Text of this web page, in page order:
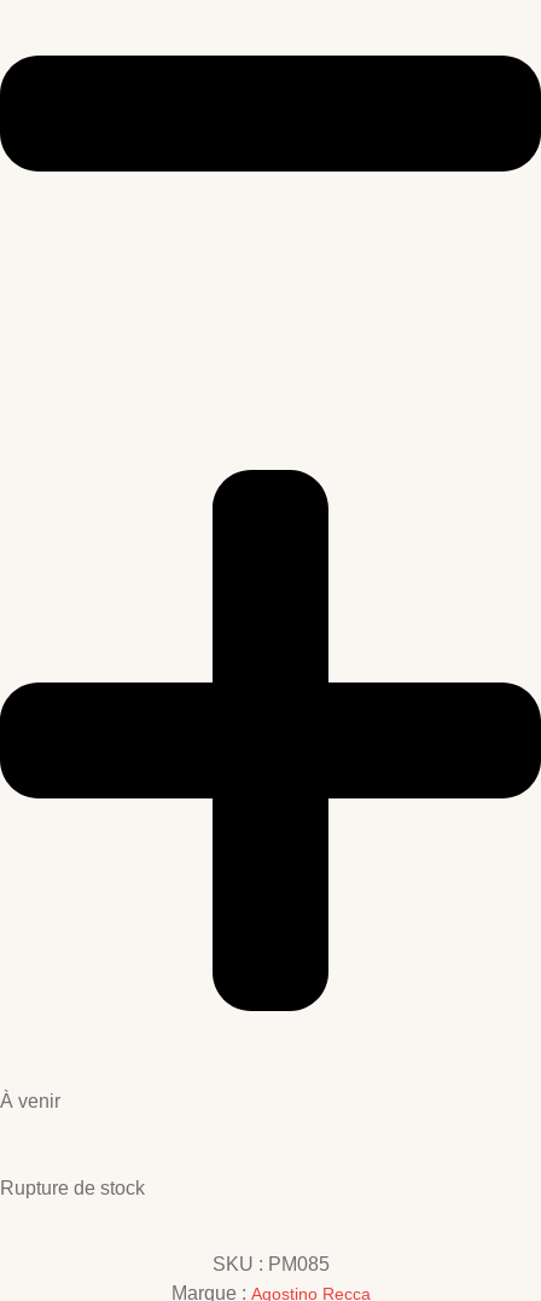
À venir
Rupture de stock
SKU : PM085
Marque : Agostino Recca